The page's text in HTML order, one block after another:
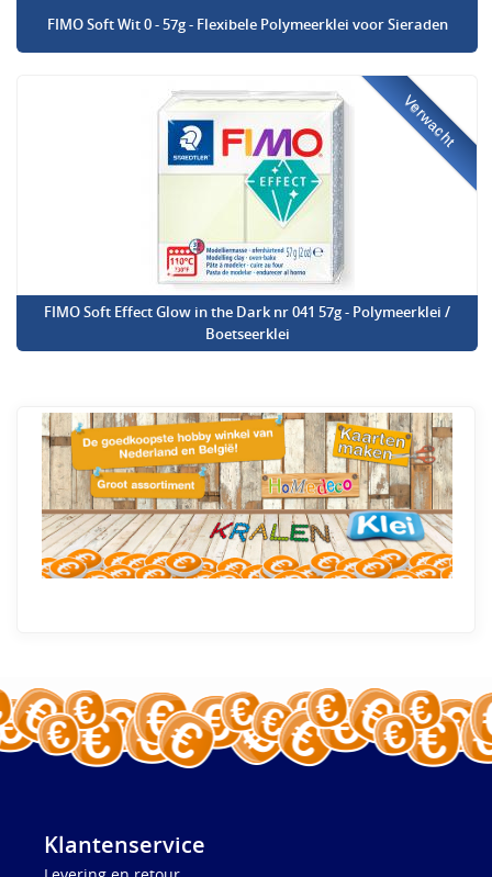
FIMO Soft Wit 0 - 57g - Flexibele Polymeerklei voor Sieraden
Verwacht
FIMO Soft Effect Glow in the Dark nr 041 57g - Polymeerklei /
Boetseerklei
Klantenservice